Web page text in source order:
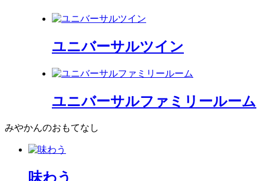
ユニバーサルツイン
ユニバーサルファミリールーム
みやかんのおもてなし
味わう